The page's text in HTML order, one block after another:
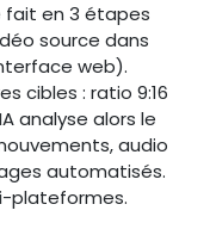
fait en 3 étapes
source dans
web).
cibles : ratio 9:16
analyse alors le
audio
automatisés.
plateformes.